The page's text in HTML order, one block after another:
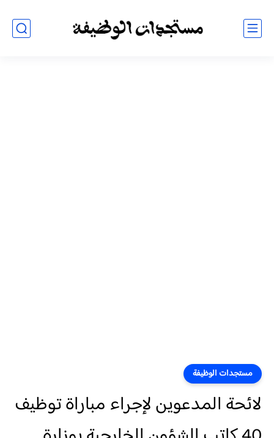
مستجدات الوظيفة
لائحة المدعوين لإجراء مباراة توظيف